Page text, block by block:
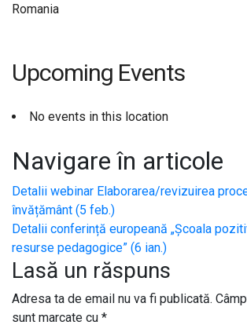
Romania
Upcoming Events
No events in this location
Navigare în articole
Detalii webinar Elaborarea/revizuirea
învățământ (5 feb.)
Detalii conferință europeană „Școala
resurse pedagogice” (6 ian.)
Lasă un răspuns
Adresa ta de email nu va fi publicată.
sunt marcate cu *